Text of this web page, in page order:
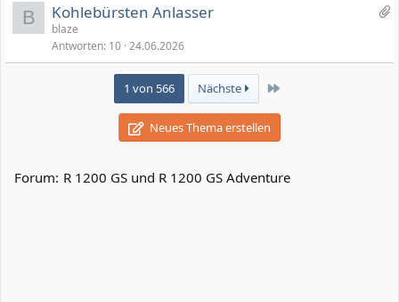
B
3
h
Kohlebürsten Anlasser
blaze
Antworten 10 24.06.2026
1 von 566 Nächste Letzte
Neues Thema erstellen
Forum: R 1200 GS und R 1200 GS Adventure